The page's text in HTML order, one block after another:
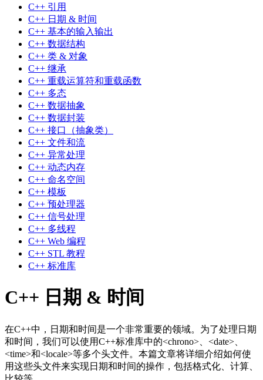
C++ 引用
C++ 日期 & 时间
C++ 基本的输入输出
C++ 数据结构
C++ 类 & 对象
C++ 继承
C++ 重载运算符和重载函数
C++ 多态
C++ 数据抽象
C++ 数据封装
C++ 接口（抽象类）
C++ 文件和流
C++ 异常处理
C++ 动态内存
C++ 命名空间
C++ 模板
C++ 预处理器
C++ 信号处理
C++ 多线程
C++ Web 编程
C++ STL 教程
C++ 标准库
C++ 日期 & 时间
在C++中，日期和时间是一个非常重要的领域。为了处理日期
和时间，我们可以使用C++标准库中的<chrono>、<date>、
<time>和<locale>等多个头文件。本篇文章将详细介绍如何使
用这些头文件来实现日期和时间的操作，包括格式化、计算、